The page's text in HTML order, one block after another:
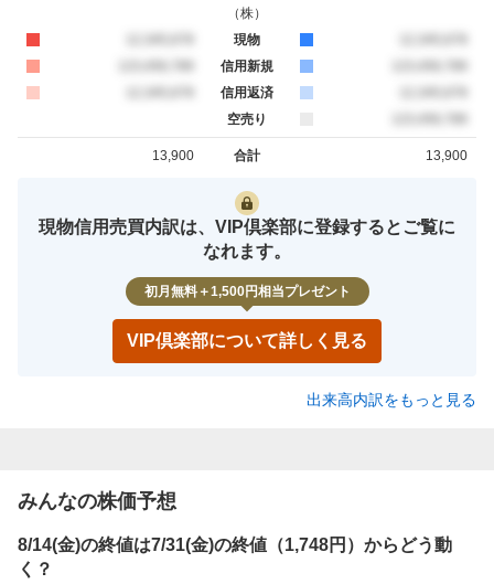
（株）
現物
信用新規
信用返済
空売り
合計
13,900 13,900
現物信用売買内訳は、VIP倶楽部に登録するとご覧に
なれます。
初月無料＋1,500円相当プレゼント
VIP倶楽部について詳しく見る
出来高内訳をもっと見る
みんなの株価予想
8/14(金)の終値は7/31(金)の終値（1,748円）からどう動
く？